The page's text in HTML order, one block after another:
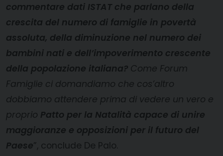
commentare dati ISTAT che parlano della
crescita del numero di famiglie in povertà
assoluta, della diminuzione nel numero dei
bambini nati e dell’impoverimento crescente
della popolazione italiana? Come Forum
Famiglie ci domandiamo che cos’altro
dobbiamo attendere prima di vedere un vero e
proprio Patto per la Natalità capace di unire
maggioranze e opposizioni per il futuro del
Paese”, conclude De Palo.